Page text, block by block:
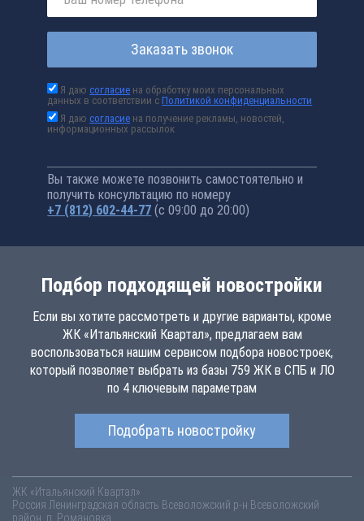
Заказать звонок
Я даюсогласие на обработку моих персональных
данных в соответствии сПолитикой конфиденциальности
Я даюсогласие на получение рекламы, новостей,
информационных рассылок
Вы также можете позвонить самостоятельно и
получить консультацию по номеру
+7 (812) 602-44-77 (с 09:00 до 20:00)
Подбор подходящей новостройки
Если вы хотите рассмотреть и другие варианты, кроме
ЖК «Итальянский Квартал», предлагаем вам
воспользоваться нашим сервисом подбора новостроек,
который позволяет выбрать из базы 759 ЖК в СПБ и ЛО
по 4 ключевым параметрам
Подобрать новостройку
ЖК «Итальянский Квартал»
Россия Ленинградская область Всеволожский р-н Всеволожский
район, п. Романовка